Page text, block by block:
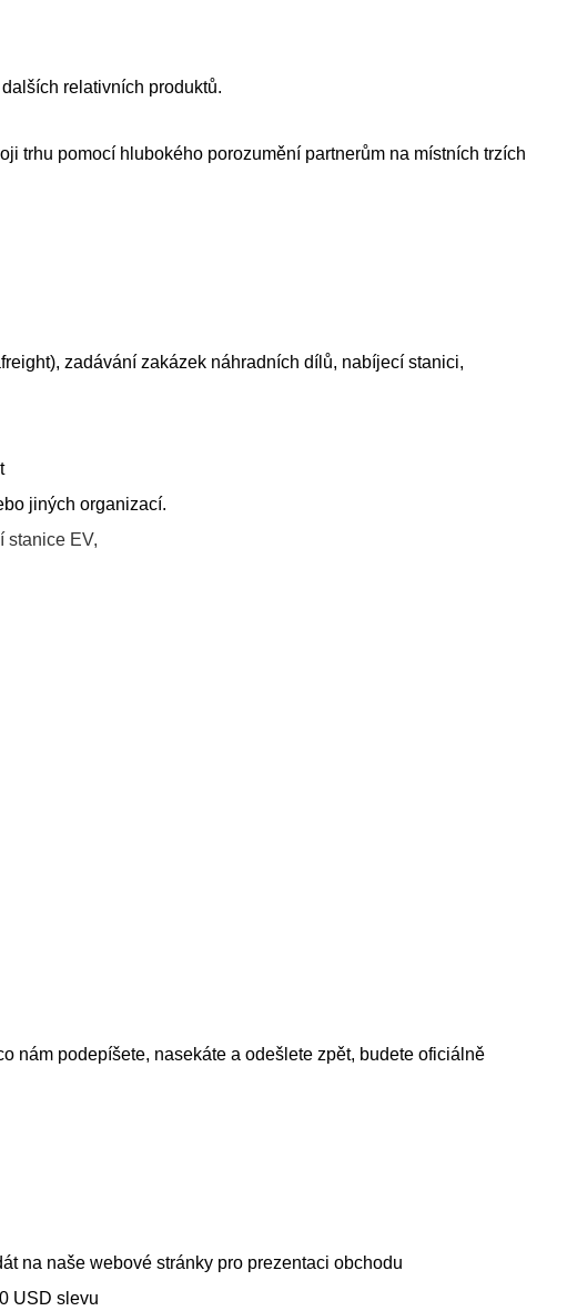
relativních produktů.
trhu pomocí hlubokého porozumění partnerům na místních trzích
zadávání zakázek náhradních dílů, nabíjecí stanici,
jiných organizací.
stanice EV,
nám podepíšete, nasekáte a odešlete zpět, budete oficiálně
na naše webové stránky pro prezentaci obchodu
USD slevu